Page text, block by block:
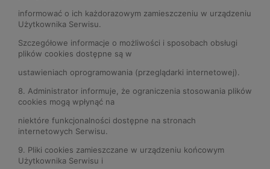
informować o ich każdorazowym zamieszczeniu w urządzeniu
Użytkownika Serwisu.
Szczegółowe informacje o możliwości i sposobach obsługi
plików cookies dostępne są w
ustawieniach oprogramowania (przeglądarki internetowej).
8. Administrator informuje, że ograniczenia stosowania plików
cookies mogą wpłynąć na
niektóre funkcjonalności dostępne na stronach
internetowych Serwisu.
9. Pliki cookies zamieszczane w urządzeniu końcowym
Użytkownika Serwisu i